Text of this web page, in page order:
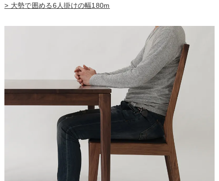
> 大勢で囲める6人掛けの幅180m